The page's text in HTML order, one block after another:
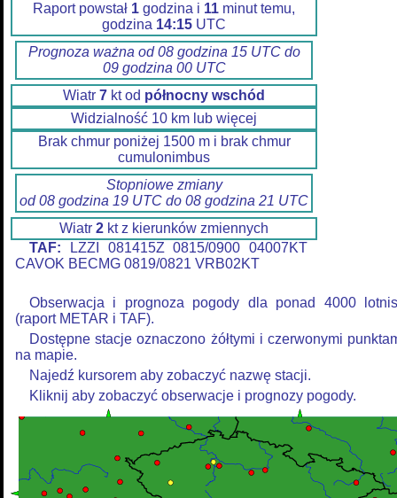
Raport powstał 1 godzina i 11 minut temu,
godzina 14:15 UTC
Prognoza ważna od 08 godzina 15 UTC do
09 godzina 00 UTC
Wiatr 7 kt od północny wschód
Widzialność 10 km lub więcej
Brak chmur poniżej 1500 m i brak chmur
cumulonimbus
Stopniowe zmiany
od 08 godzina 19 UTC do 08 godzina 21 UTC
Wiatr 2 kt z kierunków zmiennych
TAF: LZZI 081415Z 0815/0900 04007KT
CAVOK BECMG 0819/0821 VRB02KT
Obserwacja i prognoza pogody dla ponad 4000
(raport METAR i TAF).
Dostępne stacje oznaczono żółtymi i czerwonymi
na mapie.
Najedź kursorem aby zobaczyć nazwę stacji.
Kliknij aby zobaczyć obserwacje i prognozy pogody.